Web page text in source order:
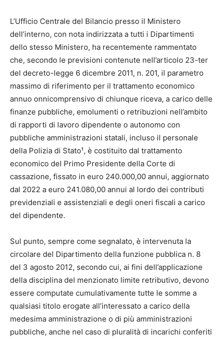
L’Ufficio Centrale del Bilancio presso il Ministero
dell’interno, con nota indirizzata a tutti i Dipartimenti
dello stesso Ministero, ha recentemente rammentato
che, secondo le previsioni contenute nell’articolo 23-ter
del decreto-legge 6 dicembre 2011, n. 201, il parametro
massimo di riferimento per il trattamento economico
annuo onnicomprensivo di chiunque riceva, a carico delle
finanze pubbliche, emolumenti o retribuzioni nell’ambito
di rapporti di lavoro dipendente o autonomo con
pubbliche amministrazioni statali, incluso il personale
della Polizia di Stato¹, è costituito dal trattamento
economico del Primo Presidente della Corte di
cassazione, fissato in euro 240.000,00 annui, aggiornato
dal 2022 a euro 241.080,00 annui al lordo dei contributi
previdenziali e assistenziali e degli oneri fiscali a carico
del dipendente.
Sul punto, sempre come segnalato, è intervenuta la
circolare del Dipartimento della funzione pubblica n. 8
del 3 agosto 2012, secondo cui, ai fini dell’applicazione
della disciplina del menzionato limite retributivo, devono
essere computate cumulativamente tutte le somme a
qualsiasi titolo erogate all’interessato a carico della
medesima amministrazione o di più amministrazioni
pubbliche, anche nel caso di pluralità di incarichi conferiti